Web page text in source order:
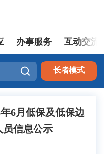
登录
办事服务 互动交流
 长者模式
6月低保及低保边
员信息公示